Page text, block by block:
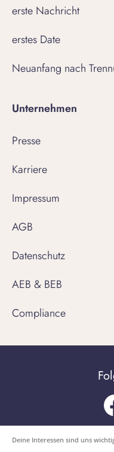
erste Nachricht
erstes Date
Neuanfang nach
Unternehmen
Presse
Karriere
Impressum
AGB
Datenschutz
AEB & BEB
Compliance
Deine Interessen sind uns